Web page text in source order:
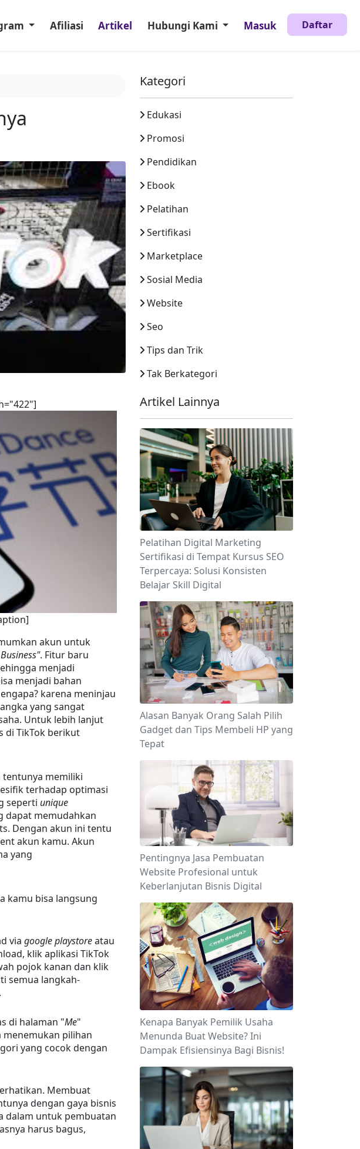
Afiliasi Artikel Hubungi Kami Masuk Daftar
akun untuk
. Fitur baru
menjadi
menjadi bahan
karena meninjau
yang sangat
Untuk lebih lanjut
di TikTok berikut
tentunya memiliki
terhadap optimasi
seperti unique
dapat memudahkan
Dengan akun ini tentu
akun kamu. Akun
yang
kamu bisa langsung
via google playstore
klik aplikasi TikTok
pojok kanan dan klik
semua langkah-
di halaman "Me"
menemukan pilihan
yang cocok dengan
Membuat
dengan gaya bisnis
dalam untuk pembuatan
harus bagus,
Kategori
Edukasi
Promosi
Pendidikan
Ebook
Pelatihan
Sertifikasi
Marketplace
Sosial Media
Website
Seo
Tips dan Trik
Tak Berkategori
Artikel Lainnya
Pelatihan Digital Marketing
Sertifikasi di Tempat Kursus SEO
Terpercaya: Solusi Konsisten
Belajar Skill Digital
Alasan Banyak Orang Salah Pilih
Gadget dan Tips Membeli HP yang
Tepat
Pentingnya Jasa Pembuatan
Website Profesional untuk
Keberlanjutan Bisnis Digital
Kenapa Banyak Pemilik Usaha
Menunda Buat Website? Ini
Dampak Efisiensinya Bagi Bisnis!